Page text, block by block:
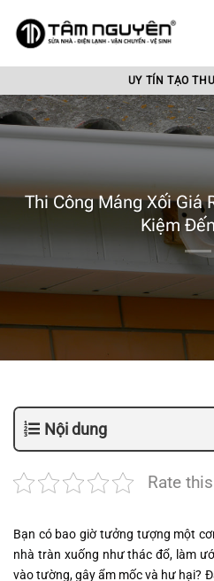
qua
dung
UY TÍN TẠO
Thi Công Máng Xối Giá
Kiệm
Nội dung
Rate
Bạn có bao giờ tưởng tượng một
nhà tràn xuống như thác đổ, làm
vào tường, gây ẩm mốc và hư hại?